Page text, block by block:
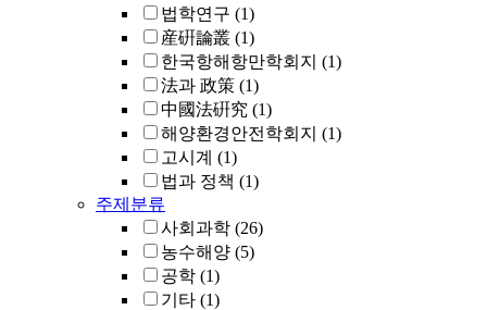
법학연구 (1)
産硏論叢 (1)
한국항해항만학회지 (1)
法과 政策 (1)
中國法硏究 (1)
해양환경안전학회지 (1)
고시계 (1)
법과 정책 (1)
주제분류
사회과학 (26)
농수해양 (5)
공학 (1)
기타 (1)